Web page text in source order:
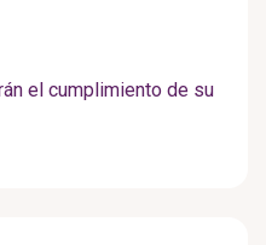
el cumplimiento de su